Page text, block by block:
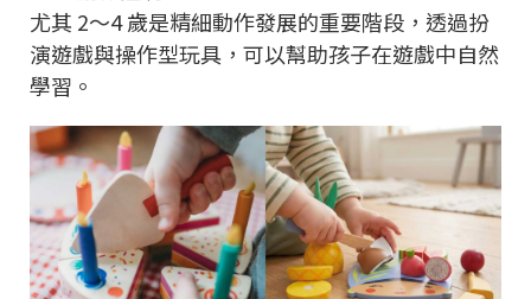
尤其 2～4 歲是精細動作發展的重要階段，透過扮
演遊戲與操作型玩具，可以幫助孩子在遊戲中自然
學習。